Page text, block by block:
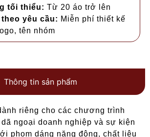
tối thiểu: Từ 20 áo trở lên
yêu cầu: Miễn phí thiết kế
tên nhóm
Thông tin sản phẩm
riêng cho các chương trình
ngoại doanh nghiệp và sự kiện
phom dáng năng động, chất liệu